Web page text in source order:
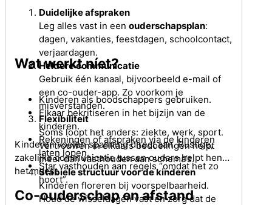
Duidelijke afspraken
Leg alles vast in een ouderschapsplan:
dagen, vakanties, feestdagen, schoolcontact,
verjaardagen.
Heldere communicatie
Gebruik één kanaal, bijvoorbeeld e-mail of
een co-ouder-app. Zo voorkom je
misverstanden.
Flexibiliteit
Soms loopt het anders: ziekte, werk, sport.
Vertrouwen in elkaars bedoelingen helpt
meer dan vasthouden aan schema’s.
Stabiele structuur voor de kinderen
Kinderen floreren bij voorspelbaarheid.
Houd de wisseldagen vast en zorg dat de
Wat werkt níet?
Kinderen als boodschappers gebruiken.
Elkaar bekritiseren in het bijzijn van de
kinderen.
Rekeningen of afspraken via de kinderen
laten lopen.
Star vasthouden aan regels “omdat het zo
hoort”.
Kinderen voelen spanning direct aan. Rustige,
zakelijke communicatie tussen ouders helpt hen
het meest.
Co-ouderschap en afstand